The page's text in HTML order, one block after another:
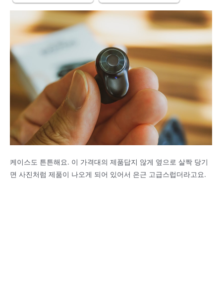
케이스도 튼튼해요. 이 가격대의 제품답지 않게 옆으로 살짝 당기
면 사진처럼 제품이 나오게 되어 있어서 은근 고급스럽더라고요.